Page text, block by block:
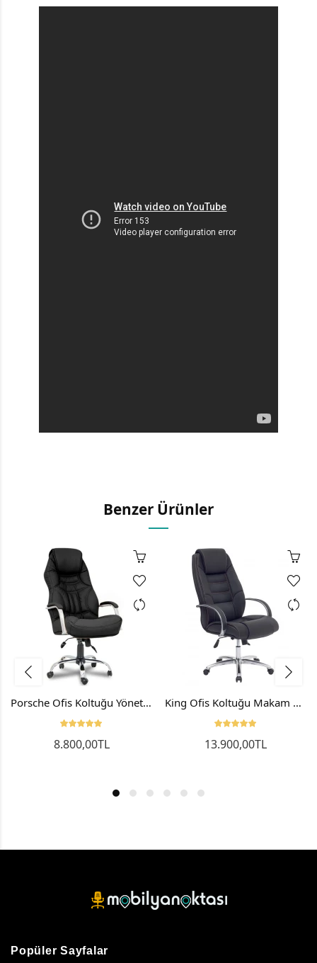
Benzer Ürünler
Porsche Ofis Koltuğu Yönetici Koltuğu Makam Koltuğu Siyah
8.800,00TL
King Ofis Koltuğu Makam Koltuğu Patron Koltuğu Alüminyum Ayak Ve Kol
13.900,00TL
Popüler Sayfalar